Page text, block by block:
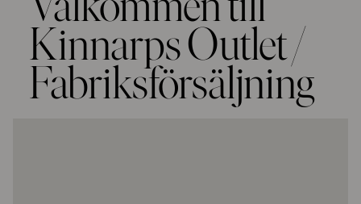
Kinnarps Outlet /
Fabriksförsäljning